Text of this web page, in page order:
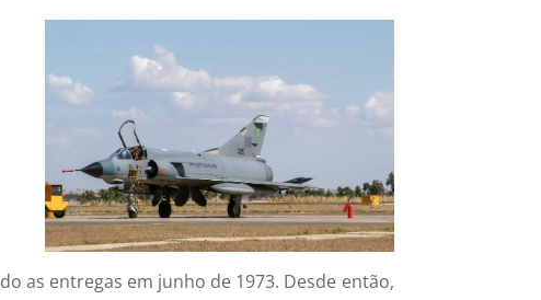
as entregas em junho de 1973. Desde então,